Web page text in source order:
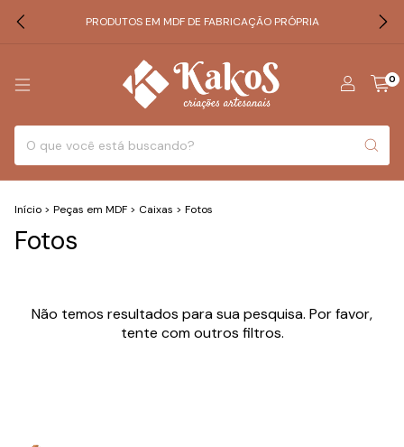
PRODUTOS EM MDF DE FABRICAÇÃO PRÓPRIA
0
Início > Peças em MDF > Caixas > Fotos
Fotos
Não temos resultados para sua pesquisa. Por favor,
tente com outros filtros.